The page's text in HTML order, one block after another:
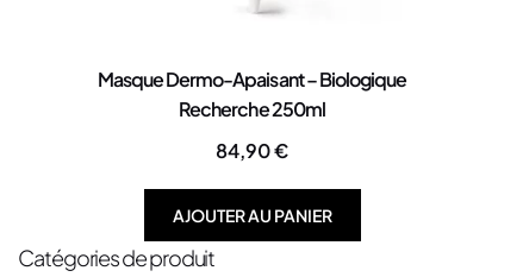
Masque Dermo-Apaisant – Biologique
Recherche 250ml
84,90€
AJOUTER AU PANIER
Catégories de produit